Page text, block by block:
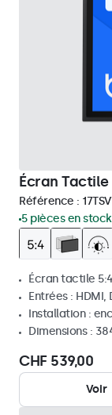
Écran
Référence :
5 pièces en stock
Écran tactile
Entrées : HDMI,
Installation :
Dimensions :
CHF 539,00
Voir